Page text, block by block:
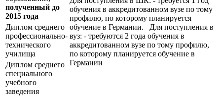
полученный до
2015 года
обучения в аккредитованном вузе по тому
профилю, по которому планируется
обучение в Германии. Для поступления в
вуз: - требуются 2 года обучения в
аккредитованном вузе по тому профилю,
по которому планируется обучение в
Германии
Диплом среднего
профессионально-
технического
училища
Диплом среднего
специального
учебного
заведения